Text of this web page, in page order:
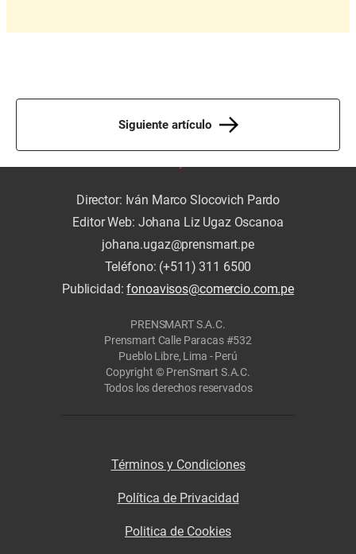
Siguiente artículo
Director: Iván Marco Slocovich Pardo
Editor Web: Johana Liz Ugaz Oscanoa
johana.ugaz@prensmart.pe
Teléfono: (+511) 311 6500
Publicidad:fonoavisos@comercio.com.pe
PRENSMART S.A.C.
Prensmart Calle Paracas #532
Pueblo Libre, Lima - Perú
Copyright © PrenSmart S.A.C.
Todos los derechos reservados
Términos y Condiciones
Política de Privacidad
Politica de Cookies